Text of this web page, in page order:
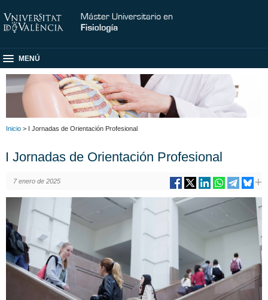
MENÚ
Inicio > I Jornadas de Orientación Profesional
I Jornadas de Orientación Profesional
7 enero de 2025